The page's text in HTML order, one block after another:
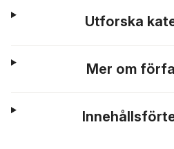
Utforska
Mer om